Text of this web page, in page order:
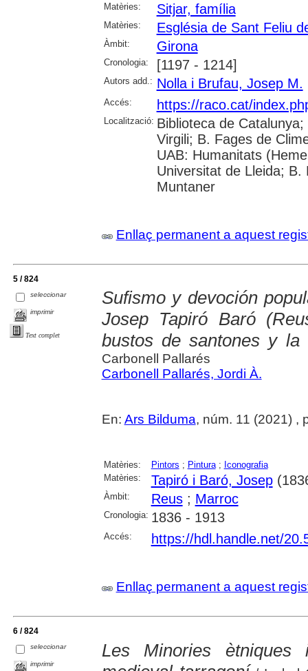
Matèries:
Sitjar, família
Matèries: Església de Sant Feliu
Àmbit: Girona
Cronologia: [1197 - 1214]
Autors add.: Nolla i Brufau, Josep M.
Accés: https://raco.cat/
Localització: Biblioteca de
Virgili; B. Fages de
UAB: Humanitats
Universitat de Lleida;
Muntaner
Enllaç permanent a aquest
5 / 824
seleccionar
imprimir
Text complet
Sufismo y devoción
Josep Tapiró Baró
bustos de santones y
Carbonell Pallarés
Carbonell Pallarés, Jordi À.
En: Ars Bilduma, núm. 11 (2021) ,
Matèries: Pintors ; Pintura; Iconografia
Matèries:
Tapiró i Baró, Josep
Àmbit: Reus; Marroc
Cronologia: 1836 - 1913
Accés: https://hdl.handle.net/
Enllaç permanent a aquest
6 / 824
seleccionar
imprimir
Les Minories